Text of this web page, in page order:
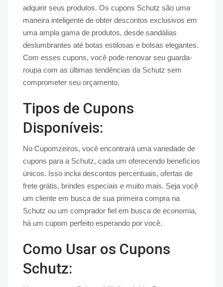
adquirir seus produtos. Os cupons Schutz são uma
maneira inteligente de obter descontos exclusivos em
uma ampla gama de produtos, desde sandálias
deslumbrantes até botas estilosas e bolsas elegantes.
Com esses cupons, você pode renovar seu guarda-
roupa com as últimas tendências da Schutz sem
comprometer seu orçamento.
Tipos de Cupons
Disponíveis:
No Cupomzeiros, você encontrará uma variedade de
cupons para a Schutz, cada um oferecendo benefícios
únicos. Isso inclui descontos percentuais, ofertas de
frete grátis, brindes especiais e muito mais. Seja você
um cliente em busca de sua primeira compra na
Schutz ou um comprador fiel em busca de economia,
há um cupom perfeito esperando por você.
Como Usar os Cupons
Schutz: